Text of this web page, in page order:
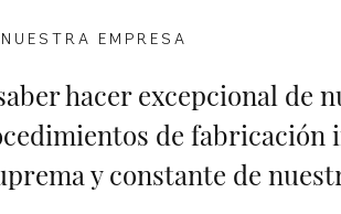
NUESTRA EMPRESA
hacer excepcional de
de fabricación
y constante de